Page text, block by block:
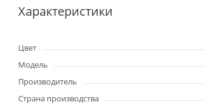
Характеристики
Цвет
Модель
Производитель
Страна производства